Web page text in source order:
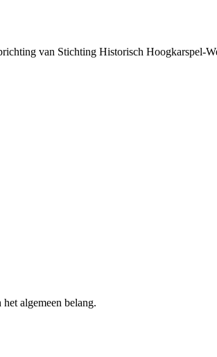
van Stichting Historisch Hoogkarspel-
algemeen belang.